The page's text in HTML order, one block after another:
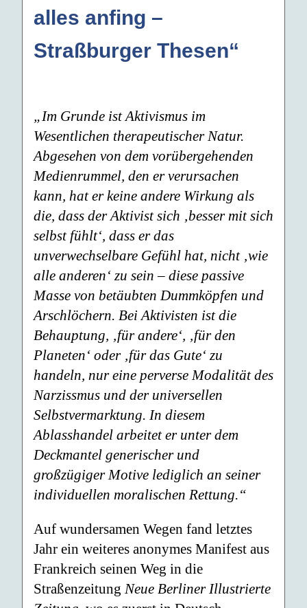
alles anfing –
Straßburger Thesen“
„Im Grunde ist Aktivismus im
Wesentlichen therapeutischer Natur.
Abgesehen von dem vorübergehenden
Medienrummel, den er verursachen
kann, hat er keine andere Wirkung als
die, dass der Aktivist sich ‚besser mit sich
selbst fühlt‘, dass er das
unverwechselbare Gefühl hat, nicht ‚wie
alle anderen‘ zu sein – diese passive
Masse von betäubten Dummköpfen und
Arschlöchern. Bei Aktivisten ist die
Behauptung, ‚für andere‘, ‚für den
Planeten‘ oder ‚für das Gute‘ zu
handeln, nur eine perverse Modalität des
Narzissmus und der universellen
Selbstvermarktung. In diesem
Ablasshandel arbeitet er unter dem
Deckmantel generischer und
großzügiger Motive lediglich an seiner
individuellen moralischen Rettung.“
Auf wundersamen Wegen fand letztes
Jahr ein weiteres anonymes Manifest aus
Frankreich seinen Weg in die
Straßenzeitung Neue Berliner Illustrierte